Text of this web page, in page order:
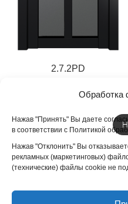
Обработка
Нажав "Принять" Вы даете
в соответствии с Политикой
Нажав "Отклонить" Вы
рекламных (маркетинговых)
(технические) файлы cookie не
2.7.2PD
17 783 ₽